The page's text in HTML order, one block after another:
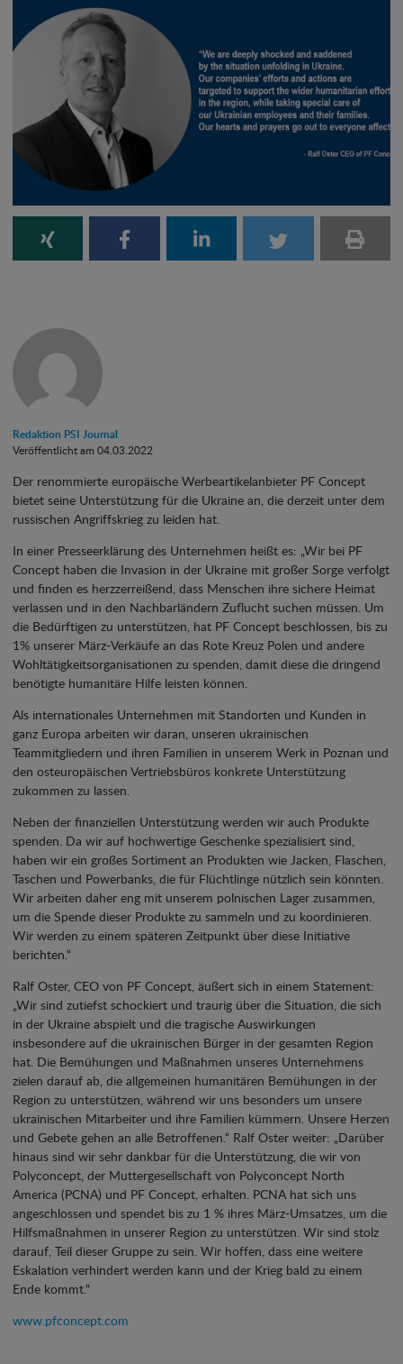
Redaktion PSI Journal
Veröffentlicht am 04.03.2022
Der renommierte europäische Werbeartikelanbieter PF Concept
bietet seine Unterstützung für die Ukraine an, die derzeit unter dem
russischen Angriffskrieg zu leiden hat.
In einer Presseerklärung des Unternehmen heißt es: „Wir bei PF
Concept haben die Invasion in der Ukraine mit großer Sorge verfolgt
und finden es herzzerreißend, dass Menschen ihre sichere Heimat
verlassen und in den Nachbarländern Zuflucht suchen müssen. Um
die Bedürftigen zu unterstützen, hat PF Concept beschlossen, bis zu
1% unserer März-Verkäufe an das Rote Kreuz Polen und andere
Wohltätigkeitsorganisationen zu spenden, damit diese die dringend
benötigte humanitäre Hilfe leisten können.
Als internationales Unternehmen mit Standorten und Kunden in
ganz Europa arbeiten wir daran, unseren ukrainischen
Teammitgliedern und ihren Familien in unserem Werk in Poznan und
den osteuropäischen Vertriebsbüros konkrete Unterstützung
zukommen zu lassen.
Neben der finanziellen Unterstützung werden wir auch Produkte
spenden. Da wir auf hochwertige Geschenke spezialisiert sind,
haben wir ein großes Sortiment an Produkten wie Jacken, Flaschen,
Taschen und Powerbanks, die für Flüchtlinge nützlich sein könnten.
Wir arbeiten daher eng mit unserem polnischen Lager zusammen,
um die Spende dieser Produkte zu sammeln und zu koordinieren.
Wir werden zu einem späteren Zeitpunkt über diese Initiative
berichten.“
Ralf Oster, CEO von PF Concept, äußert sich in einem Statement:
„Wir sind zutiefst schockiert und traurig über die Situation, die sich
in der Ukraine abspielt und die tragische Auswirkungen
insbesondere auf die ukrainischen Bürger in der gesamten Region
hat. Die Bemühungen und Maßnahmen unseres Unternehmens
zielen darauf ab, die allgemeinen humanitären Bemühungen in der
Region zu unterstützen, während wir uns besonders um unsere
ukrainischen Mitarbeiter und ihre Familien kümmern. Unsere Herzen
und Gebete gehen an alle Betroffenen.“ Ralf Oster weiter: „Darüber
hinaus sind wir sehr dankbar für die Unterstützung, die wir von
Polyconcept, der Muttergesellschaft von Polyconcept North
America (PCNA) und PF Concept, erhalten. PCNA hat sich uns
angeschlossen und spendet bis zu 1 % ihres März-Umsatzes, um die
Hilfsmaßnahmen in unserer Region zu unterstützen. Wir sind stolz
darauf, Teil dieser Gruppe zu sein. Wir hoffen, dass eine weitere
Eskalation verhindert werden kann und der Krieg bald zu einem
Ende kommt.“
www.pfconcept.com